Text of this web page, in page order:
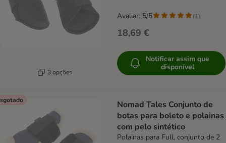
3 opções
18,69 €
Avaliar: 5/5 (1)
Notificar assim que
disponível
Nomad Tales Conjunto de
botas para boleto e polainas
com pelo sintético
Polainas para Full, conjunto de 2